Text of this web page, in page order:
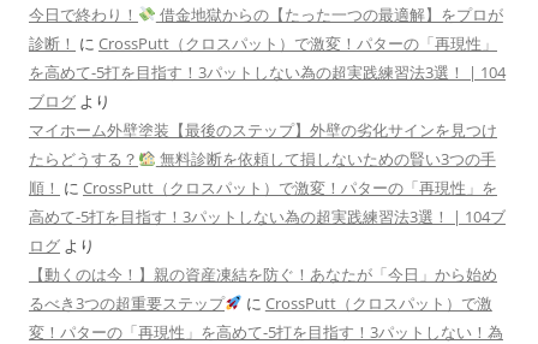
今日で終わり！
借金地獄からの【たった一つの最適解】をプロが
診断！ に CrossPutt（クロスパット）で激変！パターの「再現性」
を高めて-5打を目指す！3パットしない為の超実践練習法3選！ | 104
ブログ より
マイホーム外壁塗装【最後のステップ】外壁の劣化サインを見つけ
たらどうする？
無料診断を依頼して損しないための賢い3つの手
順！ に CrossPutt（クロスパット）で激変！パターの「再現性」を
高めて-5打を目指す！3パットしない為の超実践練習法3選！ | 104ブ
ログ より
【動くのは今！】親の資産凍結を防ぐ！あなたが「今日」から始め
るべき3つの超重要ステップ
に CrossPutt（クロスパット）で激
変！パターの「再現性」を高めて-5打を目指す！3パットしない！為